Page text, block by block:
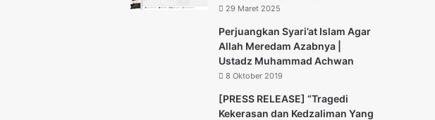
29 Maret 2025
Perjuangkan Syari’at Islam Agar
Allah Meredam Azabnya |
Ustadz Muhammad Achwan
8 Oktober 2019
[PRESS RELEASE] “Tragedi
Kekerasan dan Kedzaliman Yang